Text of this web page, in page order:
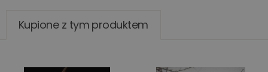
Kupione z tym produktem